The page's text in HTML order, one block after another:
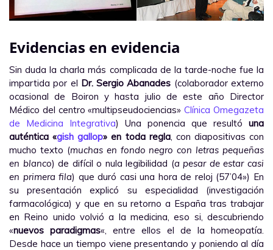
Evidencias en evidencia
Sin duda la charla más complicada de la tarde-noche fue la
impartida por el Dr. Sergio Abanades (colaborador externo
ocasional de Boiron y hasta julio de este año Director
Médico del centro «multipseudociencias»Clínica Omegazeta
de Medicina Integrativa) Una ponencia que resultó una
auténtica «gish gallop» en toda regla, con diapositivas con
mucho texto (muchas en fondo negro con letras pequeñas
en blanco) de difícil o nula legibilidad (a pesar de estar casi
en primera fila) que duró casi una hora de reloj (57’04») En
su presentación explicó su especialidad (investigación
farmacológica) y que en su retorno a España tras trabajar
en Reino unido volvió a la medicina, eso si, descubriendo
«nuevos paradigmas«, entre ellos el de la homeopatía.
Desde hace un tiempo viene presentando y poniendo al día